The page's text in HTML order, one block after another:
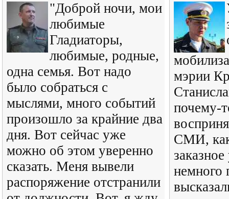
"Доброй ночи, мои
любимые
Гладиаторы,
любимые, родные,
одна семья. Вот надо
было собраться с
мыслями, много событий
произошло за крайние два
дня. Вот сейчас уже
можно об этом уверенно
сказать. Меня вывели
распоряжение отстранили
мэрии
почему-
СМИ,
немного